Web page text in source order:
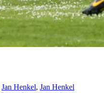
Jan Henkel, Jan Henkel